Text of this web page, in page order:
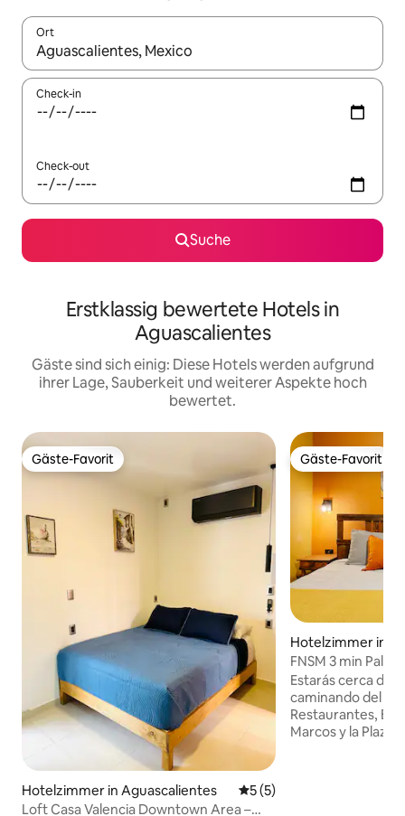
Ort
Wenn Ergebnisse verfügbar sind, navigiere mit den
Check-in
Check-out
Suche
Erstklassig bewertete Hotels in
Aguascalientes
Gäste sind sich einig: Diese Hotels werden aufgrund
ihrer Lage, Sauberkeit und weiterer Aspekte hoch
bewertet.
Gäste-Favorit
Gäste-Favorit
Hotelzimmer in Aguascalientes Durchschnittliche
5 (5)
Loft Casa Valencia Downtown Area –
Gäste-Favorit
Gäste-Favorit
Hotelzimmer in
es
FNSM 3 min
Unschlagbare
Estarás cerca de
caminando del
Restaurantes,
Marcos y la Plaza de